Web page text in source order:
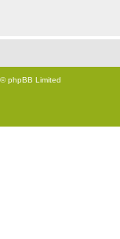
phpBB Limited